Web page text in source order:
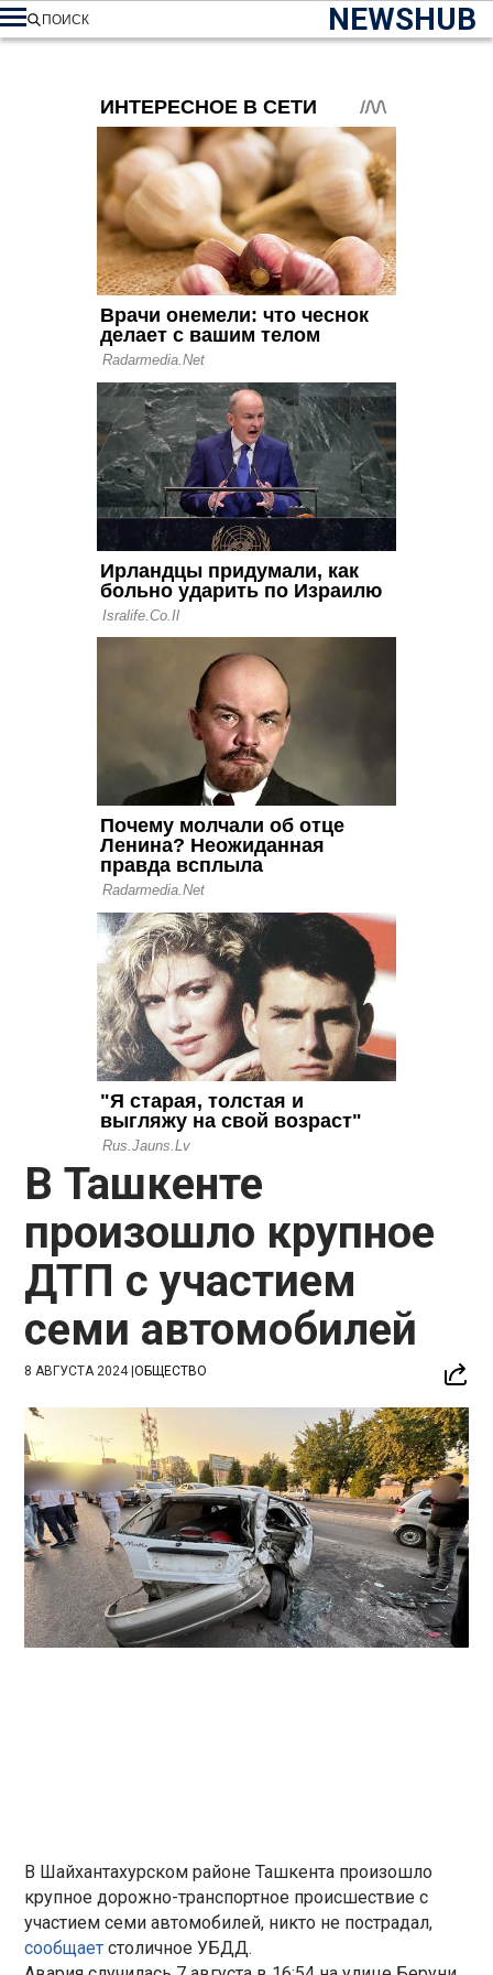
NEWSHUB
ПОИСК
В Ташкенте
произошло крупное
ДТП с участием
семи автомобилей
8 АВГУСТА 2024|ОБЩЕСТВО
В Шайхантахурском районе Ташкента произошло
крупное дорожно-транспортное происшествие с
участием семи автомобилей, никто не пострадал,
сообщаетстоличное УБДД.